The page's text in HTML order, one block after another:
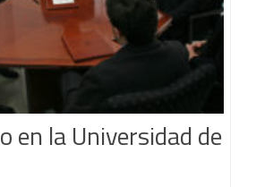
en la Universidad de